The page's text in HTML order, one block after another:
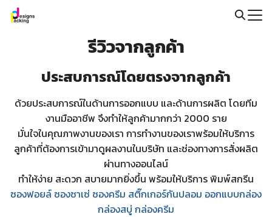
Skip
รีวิวจากลูกค้า
ประสบการณ์โดยตรงจากลูกค้า
ด้วยประสบการณ์ในด้านการออกแบบ และด้านการผลิต โดยทีม
งานมืออาชีพ จึงทำให้ลูกค้ามากกว่า 2000 ราย
มั่นใจในคุณภาพงานของเรา การทำงานของเราพร้อมให้บริการ
ลูกค้าที่ต้องการเข้ามาดูผลงานในบริษัท และช่องทางการสั่งผลิต
ผ่านทางออนไลน์
ทำให้ง่าย สะดวก สบายมากยิ่งขึ้น พร้อมให้บริการ พิมพ์สกรีน
ซองฟอยล์ ซองซาเซ่ ซองครีม สติ๊กเกอร์กันปลอม ออกแบบกล่อง
กล่องสบู่ กล่องครีม